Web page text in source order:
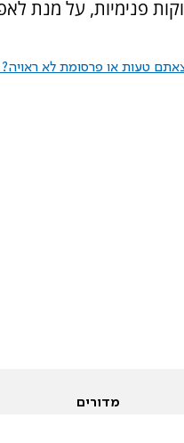
פנימיות, על מנת
טעות או פרסומת לא ראויה?
מדורים